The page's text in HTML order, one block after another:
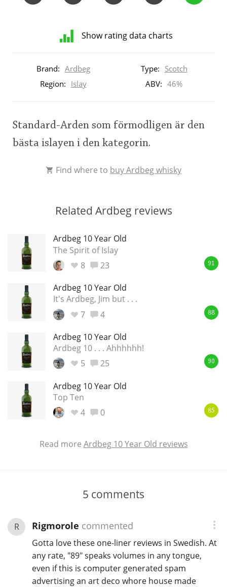
Show rating data charts
Brand: Ardbeg Type: Scotch
Region: Islay ABV: 46%
Standard-Arden som förmodligen är den
bästa islayen i den kategorin.
Find where to buy Ardbeg whisky
Related Ardbeg reviews
Ardbeg 10 Year Old
The Spirit of Islay
8
23 91
Ardbeg 10 Year Old
It's Ardbeg, Jim but . . .
7
4 88
Ardbeg 10 Year Old
Ardbeg 10 . . . Ahhhhhh!
5
25 90
Ardbeg 10 Year Old
Top Ten
4
0 85
Read more Ardbeg 10 Year Old reviews
5 comments
R Rigmorole commented
Gotta love these one-liner reviews in Swedish. At
any rate, "89" speaks volumes in any tongue,
even if this is computer generated spam
advertising an art deco whore house made
So, what are you drinking now?
Announcement about the future of
Connosr
Happy Birthday!!
In Memory...
Whisky and baseball